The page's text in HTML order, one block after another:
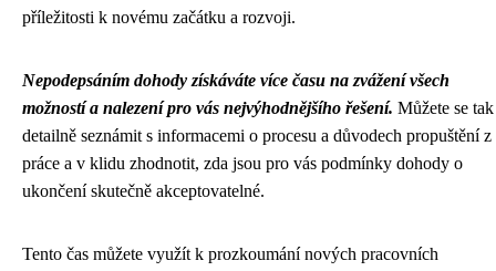
příležitosti k novému začátku a rozvoji.
Nepodepsáním dohody získáváte více času na zvážení všech
možností a nalezení pro vás nejvýhodnějšího řešení. Můžete se tak
detailně seznámit s informacemi o procesu a důvodech propuštění z
práce a v klidu zhodnotit, zda jsou pro vás podmínky dohody o
ukončení skutečně akceptovatelné.
Tento čas můžete využít k prozkoumání nových pracovních